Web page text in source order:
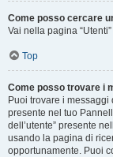
Come posso cercare
Vai nella pagina
Top
Come posso trovare i
Puoi trovare i messaggi
presente nel tuo
dell’utente” presente
usando la pagina di
opportunamente. Puoi